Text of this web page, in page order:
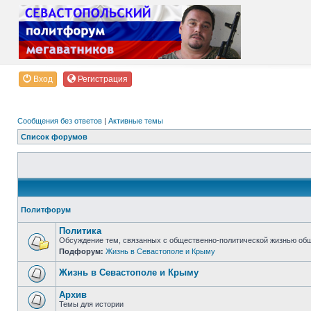
Вход Регистрация
Сообщения без ответов | Активные темы
Список форумов
Политфорум
Политика
Обсуждение тем, связанных с общественно-политической жизнью
Подфорум: Жизнь в Севастополе и Крыму
Жизнь в Севастополе и Крыму
Архив
Темы для истории